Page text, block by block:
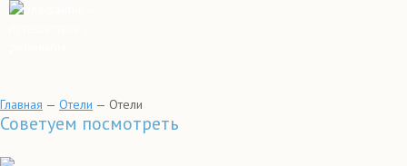
Главная — Отели — Отели
Советуем посмотреть